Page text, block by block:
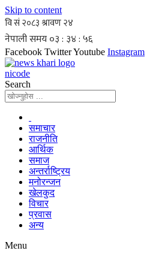
Skip to content
Facebook TwitterYoutube Instagram
nicode
Search
समाचार
राजनीति
आर्थिक
समाज
अन्तर्राष्ट्रिय
मनोरन्जन
खेलकुद
विचार
प्रवास
अन्य
Menu